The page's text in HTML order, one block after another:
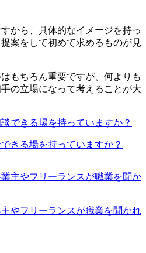
から、具体的なイメージを持っ
案をして初めて求めるものが見
もちろん重要ですが、何よりも
の立場になって考えることが大
きる場を持っていますか？
やフリーランスが職業を聞かれ